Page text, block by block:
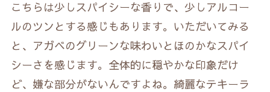
こちらは少しスパイシーな香りで、少しアルコー
ルのツンとする感じもあります。いただいてみる
と、アガベのグリーンな味わいとほのかなスパイ
シーさを感じます。全体的に穏やかな印象だけ
ど、嫌な部分がないんですよね。綺麗なテキーラ